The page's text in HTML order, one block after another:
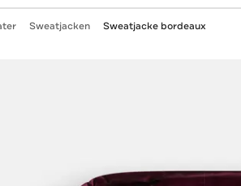
Sweatjacken Sweatjacke bordeaux